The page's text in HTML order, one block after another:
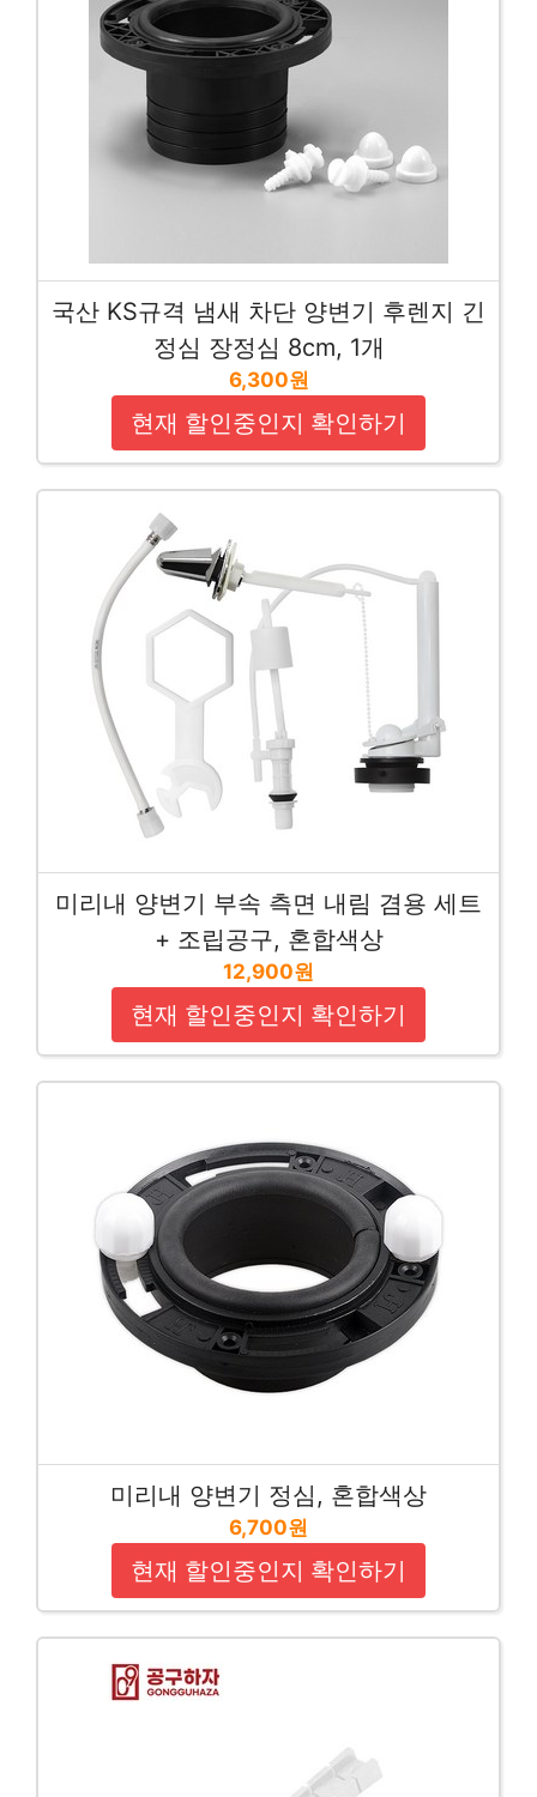
국산 KS규격 냄새 차단 양변기 후렌지 긴
정심 장정심 8cm, 1개
6,300원
현재 할인중인지 확인하기
미리내 양변기 부속 측면 내림 겸용 세트
+ 조립공구, 혼합색상
12,900원
현재 할인중인지 확인하기
미리내 양변기 정심, 혼합색상
6,700원
현재 할인중인지 확인하기